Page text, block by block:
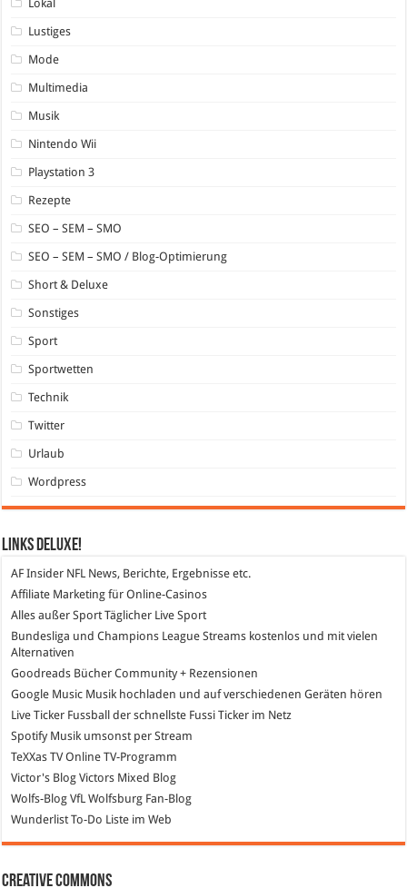
Lokal
Lustiges
Mode
Multimedia
Musik
Nintendo Wii
Playstation 3
Rezepte
SEO – SEM – SMO
SEO – SEM – SMO / Blog-Optimierung
Short & Deluxe
Sonstiges
Sport
Sportwetten
Technik
Twitter
Urlaub
Wordpress
Links DeLuXe!
AF Insider NFL News, Berichte, Ergebnisse etc.
Affiliate Marketing für Online-Casinos
Alles außer SportTäglicher Live Sport
Bundesliga und Champions League Streams kostenlos und mit vielen
Alternativen
Goodreads Bücher Community + Rezensionen
Google Music Musik hochladen und auf verschiedenen Geräten hören
Live Ticker Fussball
der schnellste Fussi Ticker im Netz
SpotifyMusik umsonst per Stream
TeXXas TVOnline TV-Programm
Victor's Blog Victors Mixed Blog
Wolfs-Blog VfL Wolfsburg Fan-Blog
WunderlistTo-Do Liste im Web
Creative Commons